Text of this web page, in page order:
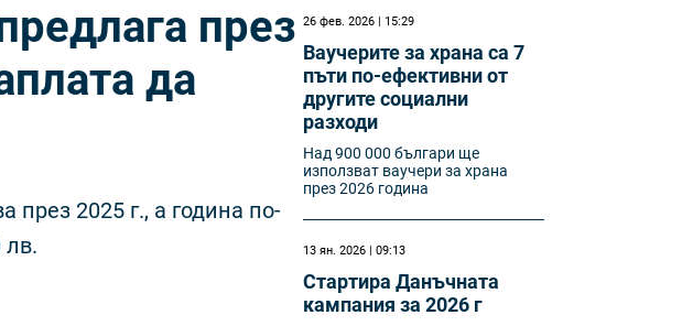
през
да
през 2025 г., а година по-
лв.
26 фев. 2026 | 15:29
Ваучерите за храна са 7
пъти по-ефективни от
другите социални
разходи
Над 900 000 българи ще
използват ваучери за храна
през 2026 година
13 ян. 2026 | 09:13
Стартира Данъчната
кампания за 2026 г